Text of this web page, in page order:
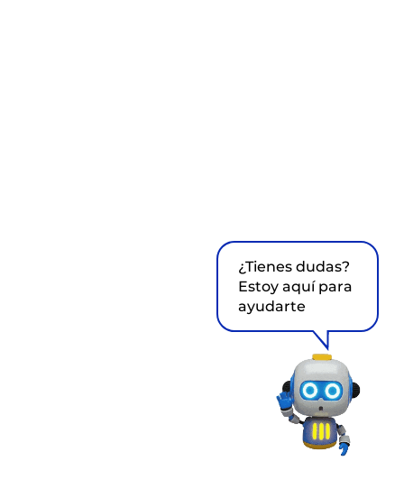
¿Tienes dudas?
Estoy aquí para
ayudarte